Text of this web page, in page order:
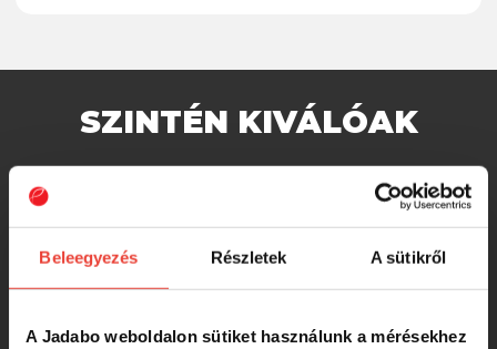
Beleegyezés Részletek A sütikről
A Jadabo weboldalon sütiket használunk a mérésekhez
SZINTÉN KIVÁLÓAK
FRENETIC MINI FD gyerek orsó 25
FRENETIC MINI FD gyerek orsó 25